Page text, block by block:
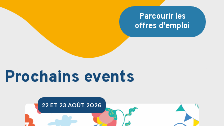
Parcourir les
offres d'emploi
Prochains events
22 ET 23 AOÛT 2026